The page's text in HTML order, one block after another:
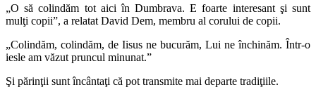
„O să colindăm tot aici în Dumbrava. E foarte interesant şi sunt
mulţi copii”, a relatat David Dem, membru al corului de copii.
„Colindăm, colindăm, de Iisus ne bucurăm, Lui ne închinăm. Într-o
iesle am văzut pruncul minunat.”
Şi părinţii sunt încântaţi că pot transmite mai departe tradiţiile.